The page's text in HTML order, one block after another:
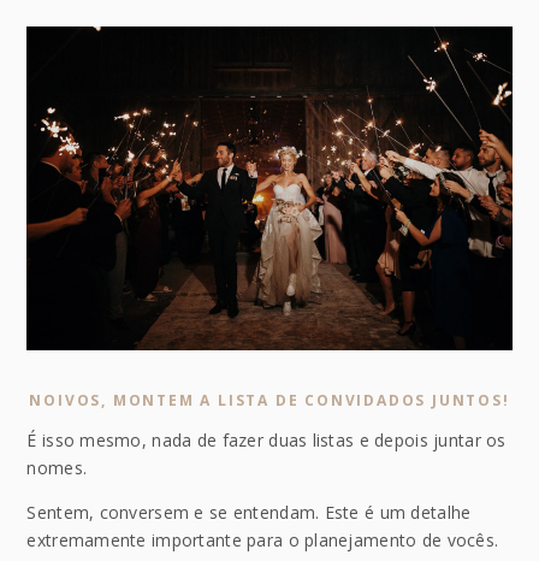
NOIVOS, MONTEM A LISTA DE CONVIDADOS JUNTOS!
É isso mesmo, nada de fazer duas listas e depois juntar os
nomes.
Sentem, conversem e se entendam. Este é um detalhe
extremamente importante para o planejamento de vocês.